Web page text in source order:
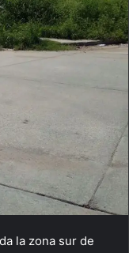
la zona sur de